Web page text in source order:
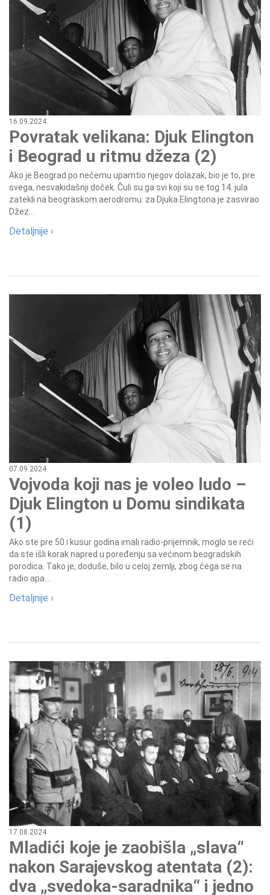
16.09.2024
Povratak velikana: Djuk Elington
i Beograd u ritmu džeza (2)
Ako je Beograd po nečemu upamtio njegov dolazak, bio je to, pre
svega, nesvakidašnji doček. Čuli su ga svi koji su se tog 14. jula
zatekli na beograskom aerodromu: za Djuka Elingtona je zasvirao
Džez...
Detaljnije ›
07.09.2024
Vojvoda koji nas je voleo ludo –
Djuk Elington u Domu sindikata
(1)
Ako ste pre 50 i kusur godina imali radio-prijemnik, moglo se reći
da ste išli korak napred u poređenju sa većinom beogradskih
porodica. Tako je, doduše, bilo u celoj zemlji, zbog čega se na
radio apa...
Detaljnije ›
17.08.2024
Mladići koje je zaobišla „slava“
nakon Sarajevskog atentata (2):
dva „svedoka-saradnika“ i jedno